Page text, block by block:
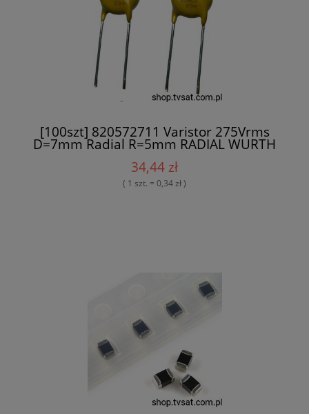
[100szt] 820572711 Varistor 275Vrms
D=7mm Radial R=5mm RADIAL WURTH
34,44 zł
( 1 szt. = 0,34 zł )